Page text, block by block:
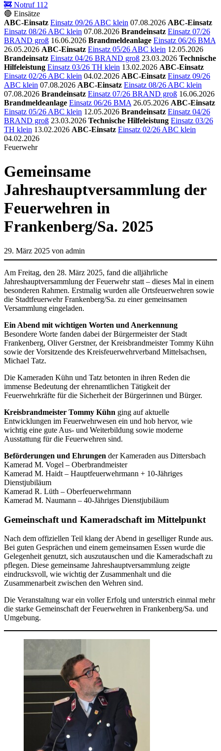
🚒 Notruf 112
🔴 Einsätze
ABC-Einsatz Einsatz 09/26 ABC klein 07.08.2026 ABC-Einsatz
Einsatz 08/26 ABC klein 07.08.2026 Brandeinsatz Einsatz 07/26
BRAND groß 16.06.2026 Brandmeldeanlage Einsatz 06/26 BMA
26.05.2026 ABC-Einsatz Einsatz 05/26 ABC klein 12.05.2026
Brandeinsatz Einsatz 04/26 BRAND groß 23.03.2026 Technische
Hilfeleistung Einsatz 03/26 TH klein 13.02.2026 ABC-Einsatz
Einsatz 02/26 ABC klein 04.02.2026 ABC-Einsatz Einsatz 09/26
ABC klein 07.08.2026 ABC-Einsatz Einsatz 08/26 ABC klein
07.08.2026 Brandeinsatz Einsatz 07/26 BRAND groß 16.06.2026
Brandmeldeanlage Einsatz 06/26 BMA 26.05.2026 ABC-Einsatz
Einsatz 05/26 ABC klein 12.05.2026 Brandeinsatz Einsatz 04/26
BRAND groß 23.03.2026 Technische Hilfeleistung Einsatz 03/26
TH klein 13.02.2026 ABC-Einsatz Einsatz 02/26 ABC klein
04.02.2026
Feuerwehr
Gemeinsame
Jahreshauptversammlung der
Feuerwehren in
Frankenberg/Sa. 2025
29. März 2025 von admin
Am Freitag, den 28. März 2025, fand die alljährliche
Jahreshauptversammlung der Feuerwehr statt – dieses Mal in einem
besonderen Rahmen. Erstmalig wurden alle Ortsfeuerwehren sowie
die Stadtfeuerwehr Frankenberg/Sa. zu einer gemeinsamen
Versammlung eingeladen.
Ein Abend mit wichtigen Worten und Anerkennung
Besondere Worte fanden dabei der Bürgermeister der Stadt
Frankenberg, Oliver Gerstner, der Kreisbrandmeister Tommy Kühn
sowie der Vorsitzende des Kreisfeuerwehrverband Mittelsachsen,
Michael Tatz.
Die Kameraden Kühn und Tatz betonten in ihren Reden die
immense Bedeutung der ehrenamtlichen Tätigkeit der
Feuerwehrkräfte für die Sicherheit der Bürgerinnen und Bürger.
Kreisbrandmeister Tommy Kühn ging auf aktuelle
Entwicklungen im Feuerwehrwesen ein und hob hervor, wie
wichtig eine gute Aus- und Weiterbildung sowie moderne
Ausstattung für die Feuerwehren sind.
Beförderungen und Ehrungen der Kameraden aus Dittersbach
Kamerad M. Vogel – Oberbrandmeister
Kamerad M. Haidt – Hauptfeuerwehrmann + 10-Jähriges
Dienstjubiläum
Kamerad R. Lüth – Oberfeuerwehrmann
Kamerad M. Naumann – 40-Jähriges Dienstjubiläum
Gemeinschaft und Kameradschaft im Mittelpunkt
Nach dem offiziellen Teil klang der Abend in geselliger Runde aus.
Bei guten Gesprächen und einem gemeinsamen Essen wurde die
Gelegenheit genutzt, sich auszutauschen und die Kameradschaft zu
pflegen. Diese gemeinsame Jahreshauptversammlung zeigte
eindrucksvoll, wie wichtig der Zusammenhalt und die
Zusammenarbeit zwischen den Wehren sind.
Die Veranstaltung war ein voller Erfolg und unterstrich einmal mehr
die starke Gemeinschaft der Feuerwehren in Frankenberg/Sa. und
Umgebung.